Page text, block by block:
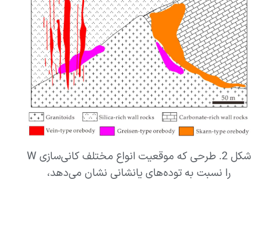
شکل 2. طرحی که موقعیت انواع مختلف کانی‌سازی W
را نسبت به توده‌های یانشانی نشان می‌دهد،